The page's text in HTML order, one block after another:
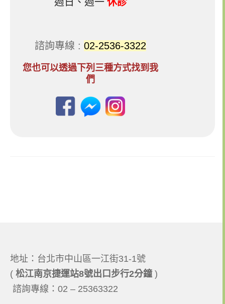
諮詢專線 : 02-2536-3322
您也可以透過下列三種方式找到我
們
地址：台北市中山區一江街31-1號
​​( 松江南京捷運站8號出口步行2分鐘 )
​ 諮詢專線：02 – 25363322